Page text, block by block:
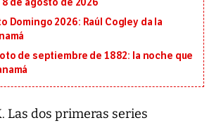
de agosto de 2026
Domingo 2026: Raúl Cogley da la
de septiembre de 1882: la noche que
Las dos primeras series